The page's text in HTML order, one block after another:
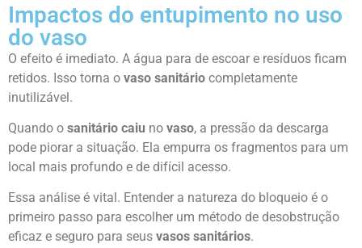
Impactos do entupimento no uso
do vaso
O efeito é imediato. A água para de escoar e resíduos ficam
retidos. Isso torna o vaso sanitário completamente
inutilizável.
Quando o sanitário caiu no vaso, a pressão da descarga
pode piorar a situação. Ela empurra os fragmentos para um
local mais profundo e de difícil acesso.
Essa análise é vital. Entender a natureza do bloqueio é o
primeiro passo para escolher um método de desobstrução
eficaz e seguro para seus vasos sanitários.